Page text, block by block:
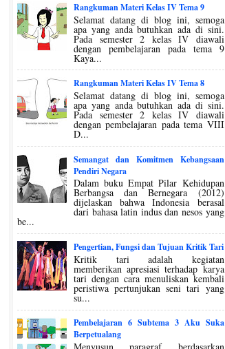
Rangkuman Materi Kelas IV Tema 9
Selamat datang di blog ini, semoga
apa yang anda butuhkan ada di sini.
Pada semester 2 kelas IV diawali
dengan pembelajaran pada tema 9
Kaya...
Rangkuman Materi Kelas IV Tema 8
Selamat datang di blog ini, semoga
apa yang anda butuhkan ada di sini.
Pada semester 2 kelas IV diawali
dengan pembelajaran pada tema VIII
D...
Semangat dan Komitmen Kebangsaan
Pendiri Negara
Dalam buku Empat Pilar Kehidupan
Berbangsa dan Bernegara (2012)
dijelaskan bahwa Indonesia berasal
dari bahasa latin indus dan nesos yang
be...
Pengertian, Fungsi dan Tujuan Kritik Tari
Kritik tari adalah kegiatan
memberikan apresiasi terhadap karya
tari dengan cara menuliskan kembali
peristiwa pertunjukan seni tari yang
su...
Pembelajaran 6 Subtema 3 Aku Suka
Berpetualang